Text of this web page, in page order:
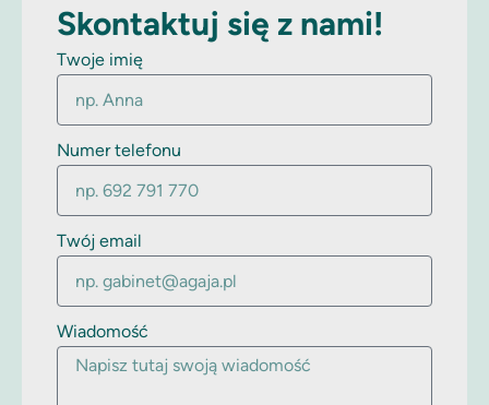
Skontaktuj się z nami!
Twoje imię
Numer telefonu
Twój email
Wiadomość